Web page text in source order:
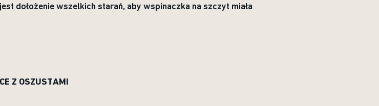
dołożenie wszelkich starań, aby wspinaczka na szczyt miała
Z OSZUSTAMI